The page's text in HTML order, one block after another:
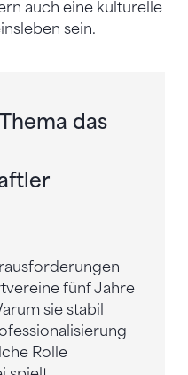
auch eine kulturelle
sein.
das
fünf Jahre
sie stabil
Rolle